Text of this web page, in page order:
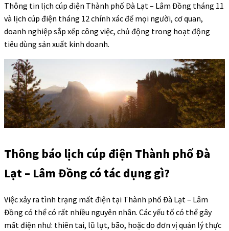
Thông tin lịch cúp điện Thành phố Đà Lạt – Lâm Đồng tháng 11
và lịch cúp điện tháng 12 chính xác để mọi người, cơ quan,
doanh nghiệp sắp xếp công việc, chủ động trong hoạt động
tiêu dùng sản xuất kinh doanh.
Thông báo lịch cúp điện Thành phố Đà
Lạt – Lâm Đồng có tác dụng gì?
Việc xảy ra tình trạng mất điện tại Thành phố Đà Lạt – Lâm
Đồng có thể có rất nhiều nguyên nhân. Các yếu tố có thể gây
mất điện như: thiên tai, lũ lụt, bão, hoặc do đơn vị quản lý thực